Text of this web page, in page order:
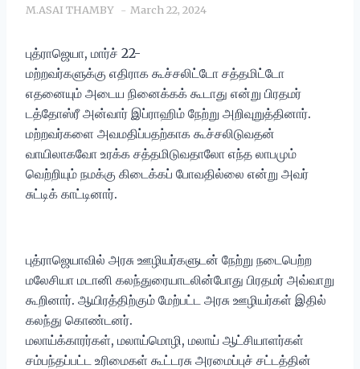
M.ASAI THAMBY March 22, 2024
புத்ராஜெயா, மார்ச் 22-
மற்றவர்களுக்கு எதிராக கூச்சலிட்டோ சத்தமிட்டோ
எதனையும் அடைய நினைக்கக் கூடாது என்று பிரதமர்
டத்தோஸ்ரீ அன்வார் இப்ராஹிம் நேற்று அறிவுறுத்தினார்.
மற்றவர்களை அவமதிப்பதற்காக கூச்சலிடுவதன்
வாயிலாகவோ உரக்க சத்தமிடுவதாலோ எந்த லாபமும்
வெற்றியும் நமக்கு கிடைக்கப் போவதில்லை என்று அவர்
சுட்டிக் காட்டினார்.
புத்ராஜெயாவில் அரசு ஊழியர்களுடன் நேற்று நடைபெற்ற
மலேசியா மடானி கலந்துரையாடலின்போது பிரதமர் அவ்வாறு
கூறினார். ஆயிரத்திற்கும் மேற்பட்ட அரசு ஊழியர்கள் இதில்
கலந்து கொண்டனர்.
மலாய்க்காரர்கள், மலாய்மொழி, மலாய் ஆட்சியாளர்கள்
சம்பந்தப்பட்ட உரிமைகள் கூட்டரசு அரமைப்புச் சட்டத்தின்